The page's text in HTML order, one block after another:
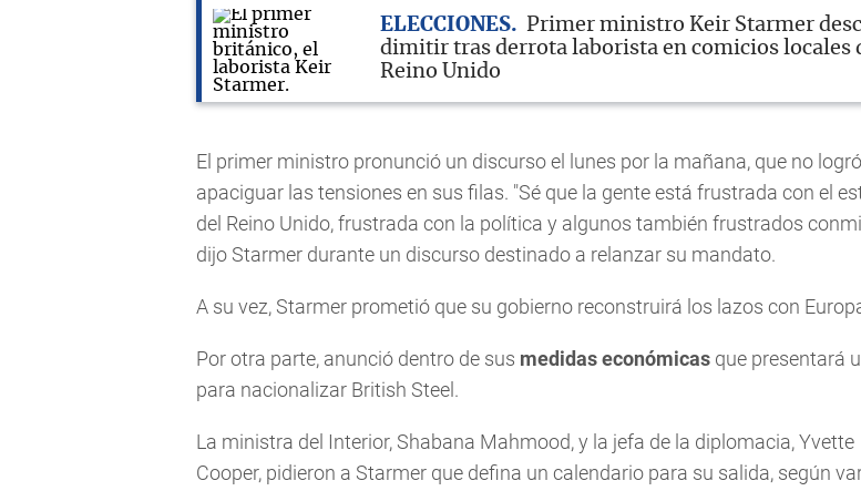
ELECCIONES
Primer ministro Keir Starmer
dimitir tras derrota laborista en comicios locales
Reino Unido
El primer ministro pronunció un discurso el lunes por la mañana, que no logró
apaciguar las tensiones en sus filas. "Sé que la gente está frustrada con el
del Reino Unido, frustrada con la política y algunos también frustrados
dijo Starmer durante un discurso destinado a relanzar su mandato.
A su vez, Starmer prometió que su gobierno reconstruirá los lazos con
Por otra parte, anunció dentro de sus medidas económicas que presentará
para nacionalizar British Steel.
La ministra del Interior, Shabana Mahmood, y la jefa de la diplomacia, Yvette
Cooper, pidieron a Starmer que defina un calendario para su salida, según